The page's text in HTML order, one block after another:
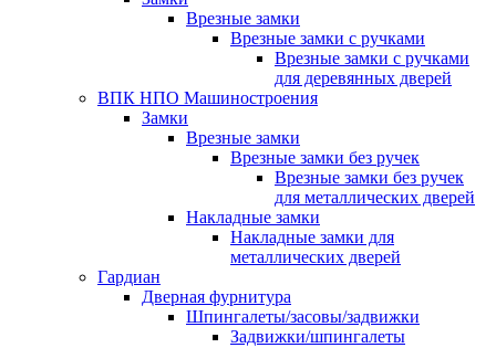
Врезные замки
Врезные замки с ручками
Врезные замки с ручками
для деревянных дверей
ВПК НПО Машиностроения
Замки
Врезные замки
Врезные замки без ручек
Врезные замки без ручек
для металлических дверей
Накладные замки
Накладные замки для
металлических дверей
Гардиан
Дверная фурнитура
Шпингалеты/засовы/задвижки
Задвижки/шпингалеты